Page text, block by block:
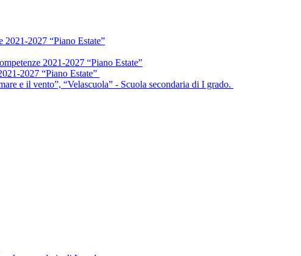
2027 “Piano Estate”
2021-2027 “Piano Estate”
2027 “Piano Estate”
e il vento”, “Velascuola” - Scuola secondaria di I grado.